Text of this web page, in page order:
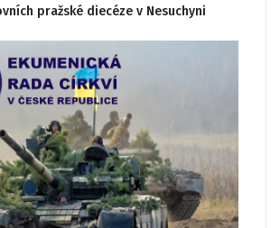
pražské diecéze v Nesuchyni